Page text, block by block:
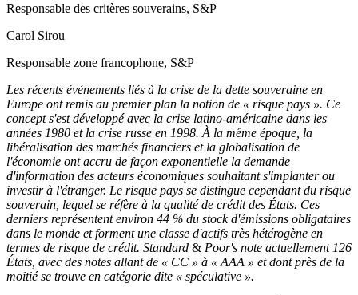
Responsable des critères souverains, S&P
Carol Sirou
Responsable zone francophone, S&P
Les récents événements liés à la crise de la dette souveraine en
Europe ont remis au premier plan la notion de « risque pays ». Ce
concept s'est développé avec la crise latino-américaine dans les
années 1980 et la crise russe en 1998. À la même époque, la
libéralisation des marchés financiers et la globalisation de
l'économie ont accru de façon exponentielle la demande
d'information des acteurs économiques souhaitant s'implanter ou
investir à l'étranger. Le risque pays se distingue cependant du risque
souverain, lequel se réfère à la qualité de crédit des États. Ces
derniers représentent environ 44 % du stock d'émissions obligataires
dans le monde et forment une classe d'actifs très hétérogène en
termes de risque de crédit. Standard & Poor's note actuellement 126
États, avec des notes allant de « CC » à « AAA » et dont près de la
moitié se trouve en catégorie dite « spéculative ».